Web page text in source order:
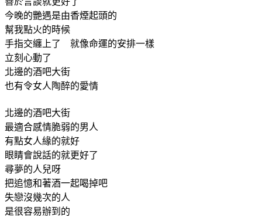
今晚的艷遇是由香煙起頭的
幫我點火的時候
手指交纏上了 就像命運的安排一樣
立刻心動了
北邊的酒吧大街
也有令女人陶醉的愛情
北邊的酒吧大街
最適合感情脆弱的男人
有點女人緣的就好
眼睛會說話的就更好了
尋夢的人兒呀
把追憶和著酒一起喝掉吧
失戀沒幾次的人
是很容易辦到的